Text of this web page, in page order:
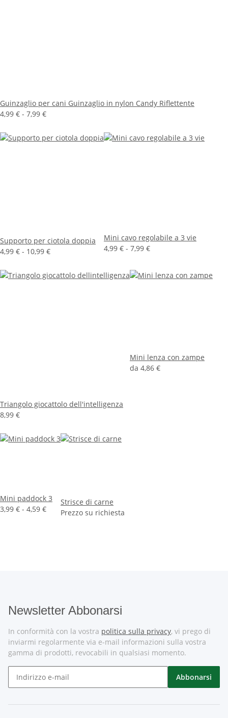
Guinzaglio per cani Guinzaglio in nylon Candy Riflettente
4,99 € - 7,99 €
Supporto per ciotola doppia
4,99 € - 10,99 €
Mini cavo regolabile a 3 vie
4,99 € - 7,99 €
Triangolo giocattolo dell'intelligenza
8,99 €
Mini lenza con zampe
da 4,86 €
Mini paddock 3
3,99 € - 4,59 €
Strisce di carne
Prezzo su richiesta
Newsletter Abbonarsi
In conformità con la vostra politica sulla privacy, vi prego di
inviarmi regolarmente via e-mail informazioni sulla vostra
gamma di prodotti, revocabili in qualsiasi momento.
Abbonarsi